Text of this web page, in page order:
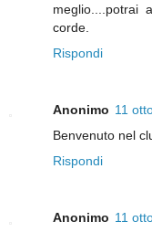
corde.
Rispondi
Anonimo 11
Benvenuto nel
Rispondi
Anonimo 11